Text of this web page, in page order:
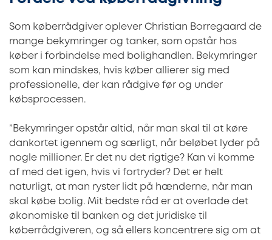
Som køberrådgiver oplever Christian Borregaard de
mange bekymringer og tanker, som opstår hos
køber i forbindelse med bolighandlen. Bekymringer
som kan mindskes, hvis køber allierer sig med
professionelle, der kan rådgive før og under
købsprocessen.
”Bekymringer opstår altid, når man skal til at køre
dankortet igennem og særligt, når beløbet lyder på
nogle millioner. Er det nu det rigtige? Kan vi komme
af med det igen, hvis vi fortryder? Det er helt
naturligt, at man ryster lidt på hænderne, når man
skal købe bolig. Mit bedste råd er at overlade det
økonomiske til banken og det juridiske til
køberrådgiveren, og så ellers koncentrere sig om at